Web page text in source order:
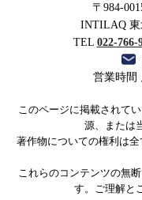
〒984-
INTILAQ 東
TEL 022-766-
営業時間
このページに掲載されて
源、または
著作物についての権利は全
これらのコンテンツの無
す。ご理解と